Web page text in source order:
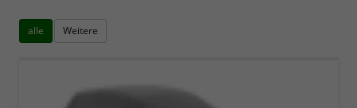
alle Weitere